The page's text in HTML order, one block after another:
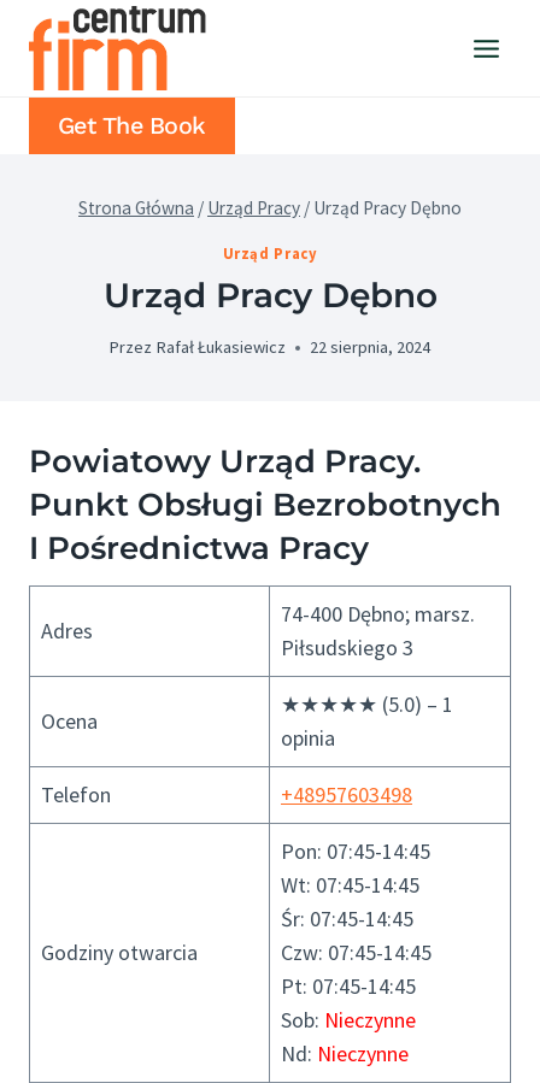
Przejdź
Get The Book
Strona Główna / Urząd Pracy / Urząd Pracy Dębno
Urząd Pracy
Urząd Pracy Dębno
Przez Rafał Łukasiewicz 22 sierpnia, 2024
Powiatowy Urząd Pracy.
Punkt Obsługi Bezrobotnych
I Pośrednictwa Pracy
Adres
74-400 Dębno; marsz.
Piłsudskiego 3
Ocena
★★★★★ (5.0) – 1
opinia
Telefon +48957603498
Godziny otwarcia
Pon: 07:45-14:45
Wt: 07:45-14:45
Śr: 07:45-14:45
Czw: 07:45-14:45
Pt: 07:45-14:45
Sob: Nieczynne
Nd: Nieczynne